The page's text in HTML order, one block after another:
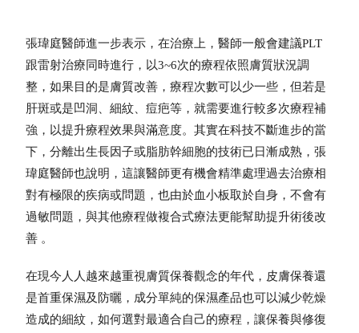
張瑋庭醫師進一步表示，在治療上，醫師一般會建議PLT
跟雷射治療同時進行，以3~6次的療程依照膚質狀況調
整，如果目的是膚質改善，療程次數可以少一些，但若是
肝斑或是凹洞、細紋、痘疤等，就需要進行較多次療程補
強，以提升療程效果與滿意度。其實在科技不斷進步的當
下，分離出生長因子或脂肪幹細胞的技術已日漸成熟，張
瑋庭醫師也說明，這讓醫師更有機會精準處理過去治療相
對有極限的疾病或問題，也由於血小板取於自身，不會有
過敏問題，與其他療程做複合式療法更能幫助提升術後改
善 。
在現今人人越來越重視膚質保養觀念的年代，皮膚保養還
是首重保濕及防曬，成分單純的保濕產品也可以減少乾燥
造成的細紋，如何選對最適合自己的療程，讓保養與修復